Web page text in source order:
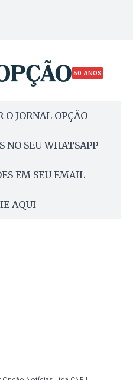
50 ANOS
O JORNAL OPÇÃO
NO SEU WHATSAPP
EM SEU EMAIL
AQUI